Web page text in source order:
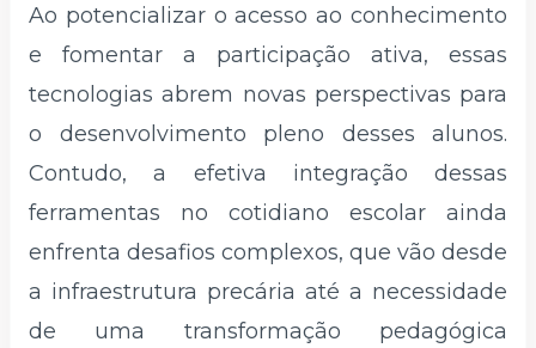
Ao potencializar o acesso ao conhecimento
e fomentar a participação ativa, essas
tecnologias abrem novas perspectivas para
o desenvolvimento pleno desses alunos.
Contudo, a efetiva integração dessas
ferramentas no cotidiano escolar ainda
enfrenta desafios complexos, que vão desde
a infraestrutura precária até a necessidade
de uma transformação pedagógica